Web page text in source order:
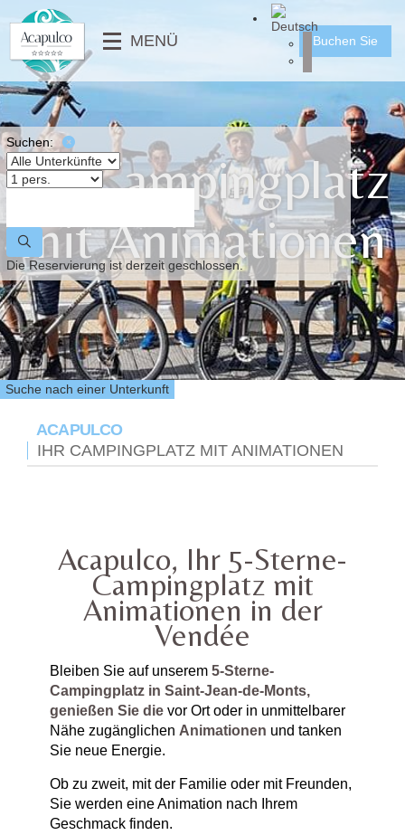
MENÜ
FOTOGALERIE
VIDEO
NACHRICHTEN
⟶
⟵
MOBILHEIME PMR
STELLPLÄTZE
⟵
⟶
Buchen Sie
Ihr Campingplatz
mit Animationen
Suche nach einer Unterkunft
Suchen:
Die Reservierung ist derzeit geschlossen.
ACAPULCO
IHR CAMPINGPLATZ MIT ANIMATIONEN
Acapulco, Ihr 5-Sterne-
Campingplatz mit
Animationen in der
Vendée
Bleiben Sie auf unserem 5-Sterne-
Campingplatz in Saint-Jean-de-Monts,
genießen Sie die vor Ort oder in unmittelbarer
Nähe zugänglichen Animationen und tanken
Sie neue Energie.
Ob zu zweit, mit der Familie oder mit Freunden,
Sie werden eine Animation nach Ihrem
Geschmack finden.